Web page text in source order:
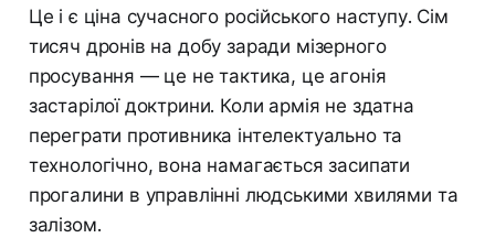
Це і є ціна сучасного російського наступу. Сім
тисяч дронів на добу заради мізерного
просування — це не тактика, це агонія
застарілої доктрини. Коли армія не здатна
переграти противника інтелектуально та
технологічно, вона намагається засипати
прогалини в управлінні людськими хвилями та
залізом.